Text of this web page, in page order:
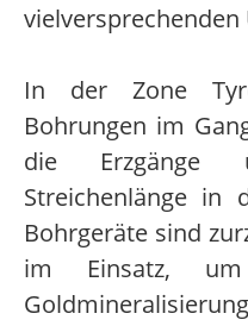
vielversprechenden
In der Zone
Bohrungen im
die Erzgänge
Streichenlänge in
Bohrgeräte sind
im Einsatz,